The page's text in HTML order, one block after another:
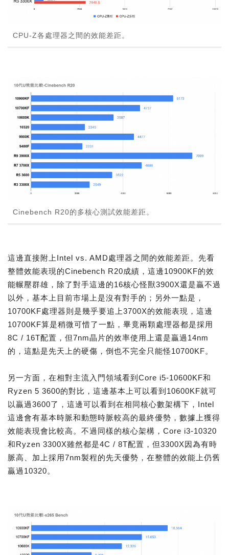
CPU-Z各處理器之間的效能差距。
Cinebench R20的多核心測試效能差距。
這邊直接附上Intel vs. AMD處理器之間的效能差距。先看
整體效能表現的Cinebench R20成績，這邊10900KF的效
能輾壓群雄，除了對手這邊的16核心怪獸3900X還是贏不過
以外，基本上目前市場上是沒有對手的；另外一點是，
10700KF處理器則是幾乎要追上3700X的效能表現，這邊
10700KF算是稍微可惜了一點，畢竟兩顆處理器都是採用
8C / 16T配置，但7nm晶片的效率使用上還是贏過14nm
的，這點是先天上的硬傷，倒也不完全只能怪10700KF。
另一方面，在相對主流入門領域看到Core i5-10600KF和
Ryzen 5 3600的對比，這邊基本上可以看到10600KF就可
以贏過3600了，這邊可以看到在相同核心數架構下，Intel
這邊會有基本時脈和動態時脈較高的最終優勢，數據上獲得
效能表現會比較高。不過同樣的核心架構，Core i3-10320
和Ryzen 3300X雖然都是4C / 8T配置，但3300X因為有時
脈高、加上採用7nm製程的先天優勢，在整體的效能上仍舊
贏過10320。